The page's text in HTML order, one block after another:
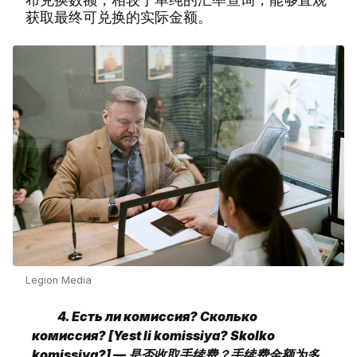
获取最终可兑换的实际金额。
Legion Media
4. Есть ли комиссия? Сколько
комиссия? [Yest li komissiya? Skolko